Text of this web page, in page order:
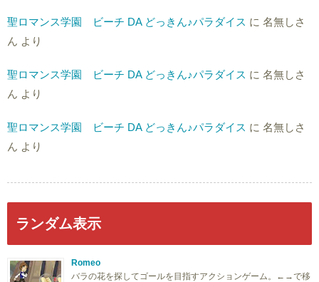
聖ロマンス学園 ビーチ DA どっきん♪パラダイス に 名無しさ
ん より
聖ロマンス学園 ビーチ DA どっきん♪パラダイス に 名無しさ
ん より
聖ロマンス学園 ビーチ DA どっきん♪パラダイス に 名無しさ
ん より
ランダム表示
Romeo
バラの花を探してゴールを目指すアクションゲーム。←→で移